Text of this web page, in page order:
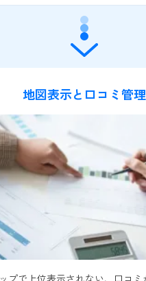
地図表示と口コミ管理
プで上位表示されない、口コミ